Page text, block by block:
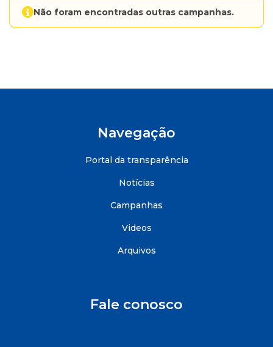
Não foram encontradas outras campanhas.
Navegação
Portal da transparência
Notícias
Campanhas
Videos
Arquivos
Fale conosco